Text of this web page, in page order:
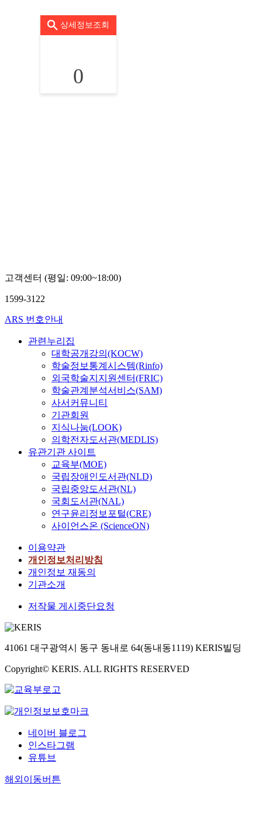
상세정보조회
0
고객센터 (평일: 09:00~18:00)
1599-3122
ARS 번호안내
관련누리집
대학공개강의(KOCW)
학술정보통계시스템(Rinfo)
외국학술지지원센터(FRIC)
학술관계분석서비스(SAM)
사서커뮤니티
기관회원
지식나눔(LOOK)
의학전자도서관(MEDLIS)
유관기관 사이트
교육부(MOE)
국립장애인도서관(NLD)
국립중앙도서관(NL)
국회도서관(NAL)
연구윤리정보포털(CRE)
사이언스온 (ScienceON)
이용약관
개인정보처리방침
개인정보 재동의
기관소개
저작물 게시중단요청
41061 대구광역시 동구 동내로 64(동내동1119) KERIS빌딩
Copyright© KERIS. ALL RIGHTS RESERVED
네이버 블로그
인스타그램
유튜브
해외이동버튼